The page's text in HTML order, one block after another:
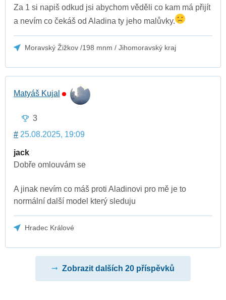
Za 1 si napiš odkud jsi abychom věděli co kam má přijít
a nevím co čekáš od Aladina ty jeho malůvky.
Moravský Žižkov /198 mnm / Jihomoravský kraj
Matyáš Kujal
3
# 25.08.2025, 19:09
jack
Dobře omlouvám se
A jinak nevím co máš proti Aladinovi pro mě je to
normální další model který sleduju
Hradec Králové
Zobrazit dalších 20 příspěvků